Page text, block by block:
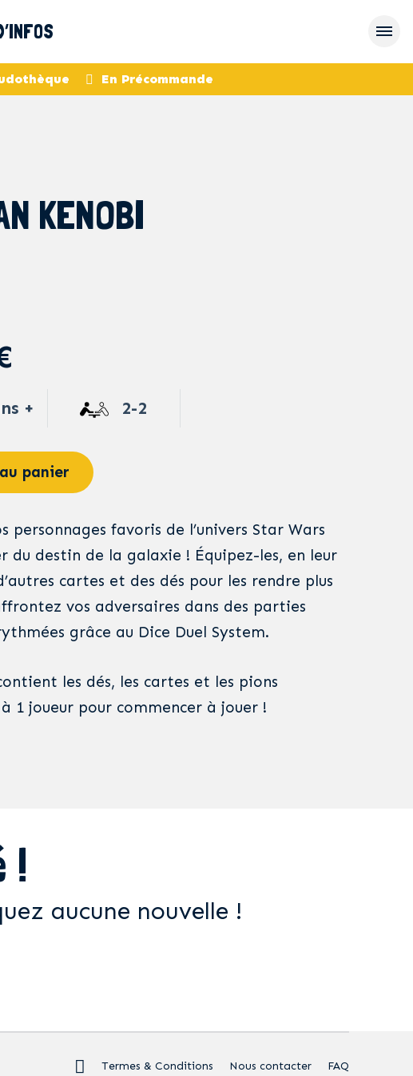
En Précommande
KENOBI
+ 2-2
panier
personnages favoris de l’univers Star Wars
du destin de la galaxie ! Équipez-les, en leur
cartes et des dés pour les rendre plus
vos adversaires dans des parties
grâce au Dice Duel System.
les dés, les cartes et les pions
à 1 joueur pour commencer à jouer !
!
aucune nouvelle !
Termes & Conditions Nous contacter FAQ